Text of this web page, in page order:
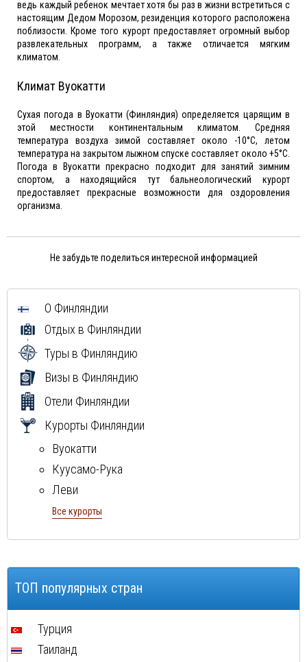
ведь каждый ребенок мечтает хотя бы раз в жизни встретиться с
настоящим Дедом Морозом, резиденция которого расположена
поблизости. Кроме того курорт предоставляет огромный выбор
развлекательных программ, а также отличается мягким
климатом.
Климат Вуокатти
Сухая погода в Вуокатти (Финляндия) определяется царящим в
этой местности континентальным климатом. Средняя
температура воздуха зимой составляет около -10°C, летом
температура на закрытом лыжном спуске составляет около +5°C.
Погода в Вуокатти прекрасно подходит для занятий зимним
спортом, а находящийся тут бальнеологический курорт
предоставляет прекрасные возможности для оздоровления
организма.
Не забудьте поделиться интересной информацией
О Финляндии
Отдых в Финляндии
Туры в Финляндию
Визы в Финляндию
Отели Финляндии
Курорты Финляндии
Вуокатти
Куусамо-Рука
Леви
Рованиеми
Все курорты
ТОП популярных стран
Турция
Таиланд